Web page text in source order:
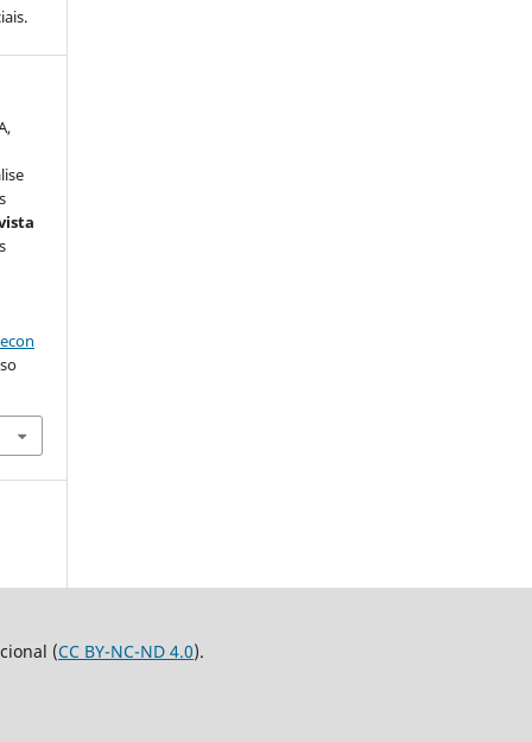
(CC BY-NC-ND 4.0).